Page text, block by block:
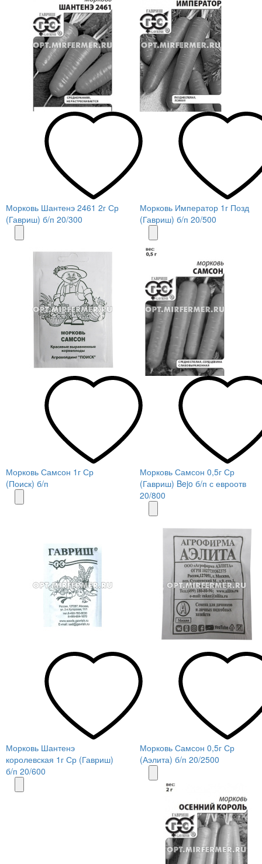
Морковь Шантенэ 2461 2г Ср
(Гавриш) б/п 20/300
Морковь Император 1г Позд
(Гавриш) б/п 20/500
Морковь Самсон 1г Ср
(Поиск) б/п
Морковь Самсон 0,5г Ср
(Гавриш) Bejo б/п с евроотв
20/800
Морковь Шантенэ
королевская 1г Ср (Гавриш)
б/п 20/600
Морковь Самсон 0,5г Ср
(Аэлита) б/п 20/2500